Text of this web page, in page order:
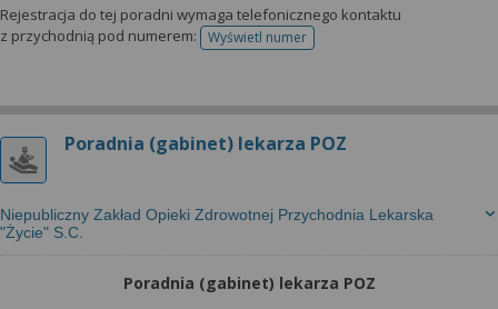
Rejestracja do tej poradni wymaga telefonicznego kontaktu
z przychodnią pod numerem:
Wyświetl numertelefonu do rejestracji
Poradnia (gabinet) lekarza POZ
Niepubliczny Zakład Opieki Zdrowotnej Przychodnia Lekarska
"Życie" S.C.
Poradnia (gabinet) lekarza POZ